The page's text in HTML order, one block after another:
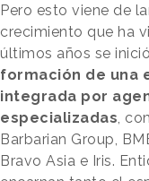
Pero esto viene de
crecimiento que ha
últimos años se
formación de una
integrada por
especializadas ,
Barbarian Group,
Bravo Asia e Iris.